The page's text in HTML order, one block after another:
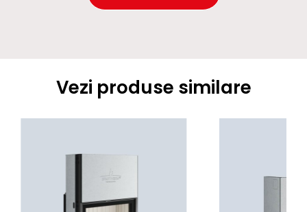
Vezi produse similare